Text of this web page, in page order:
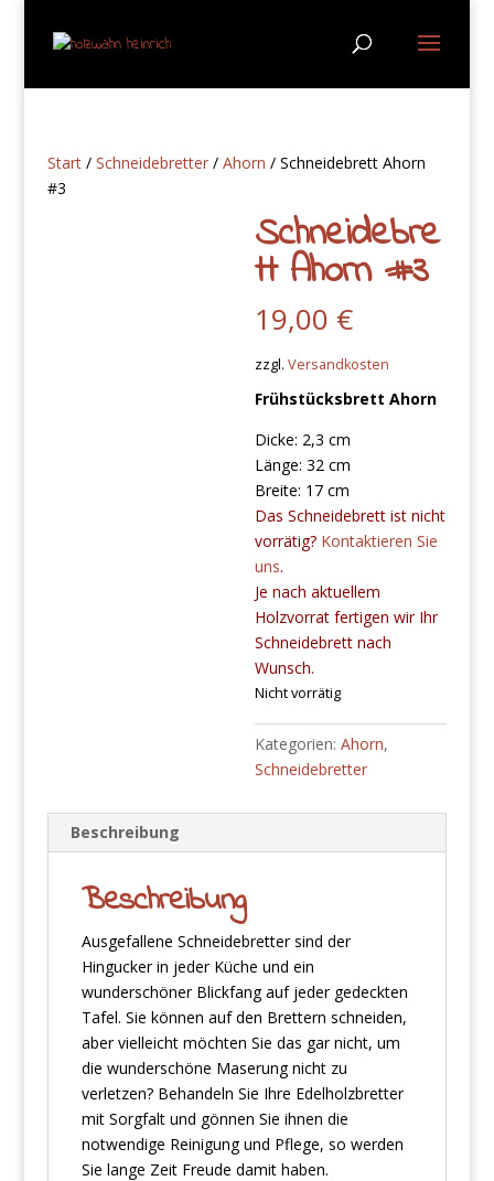
Start/ Schneidebretter/ Ahorn / Schneidebrett Ahorn
#3
Schneidebre
tt Ahorn #3
19,00 €
zzgl.Versandkosten
Frühstücksbrett Ahorn
Dicke: 2,3 cm
Länge: 32 cm
Breite: 17 cm
Das Schneidebrett ist nicht
vorrätig? Kontaktieren Sie
uns.
Je nach aktuellem
Holzvorrat fertigen wir Ihr
Schneidebrett nach
Wunsch.
Nicht vorrätig
Kategorien:Ahorn,
Schneidebretter
Beschreibung
Beschreibung
Ausgefallene Schneidebretter sind der
Hingucker in jeder Küche und ein
wunderschöner Blickfang auf jeder gedeckten
Tafel. Sie können auf den Brettern schneiden,
aber vielleicht möchten Sie das gar nicht, um
die wunderschöne Maserung nicht zu
verletzen? Behandeln Sie Ihre Edelholzbretter
mit Sorgfalt und gönnen Sie ihnen die
notwendige Reinigung und Pflege, so werden
Sie lange Zeit Freude damit haben.